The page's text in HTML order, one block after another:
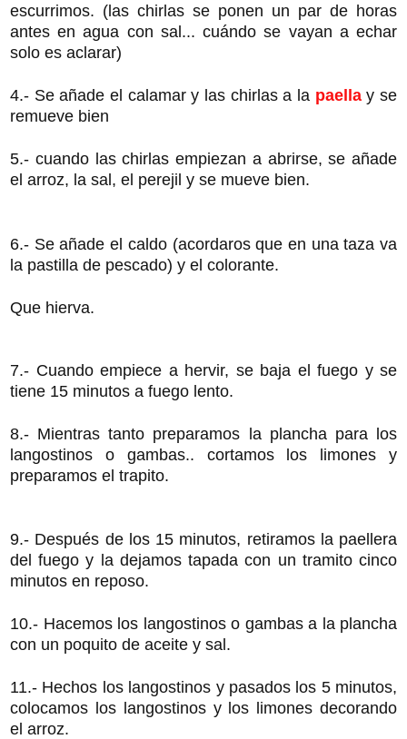
escurrimos. (las chirlas se ponen un par de horas
antes en agua con sal... cuándo se vayan a echar
solo es aclarar)
4.- Se añade el calamar y las chirlas a la paellay se
remueve bien
5.- cuando las chirlas empiezan a abrirse, se añade
el arroz, la sal, el perejil y se mueve bien.
6.- Se añade el caldo (acordaros que en una taza va
la pastilla de pescado) y el colorante.
Que hierva.
7.- Cuando empiece a hervir, se baja el fuego y se
tiene 15 minutos a fuego lento.
8.- Mientras tanto preparamos la plancha para los
langostinos o gambas.. cortamos los limones y
preparamos el trapito.
9.- Después de los 15 minutos, retiramos la paellera
del fuego y la dejamos tapada con un tramito cinco
minutos en reposo.
10.- Hacemos los langostinos o gambas a la plancha
con un poquito de aceite y sal.
11.- Hechos los langostinos y pasados los 5 minutos,
colocamos los langostinos y los limones decorando
el arroz.